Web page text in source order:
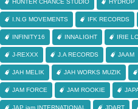
HUNTER CHANCE STUDIO HYDROP
I.N.G MOVEMENTS IFK RECORDS
INFINITY16 INNALIGHT IRIE
J-REXXX J.A RECORDS JAAM
JAH MELIK JAH WORKS MUZIK
JAM FORCE JAM ROOKIE
JAP jam INTERNATIONAL JDART